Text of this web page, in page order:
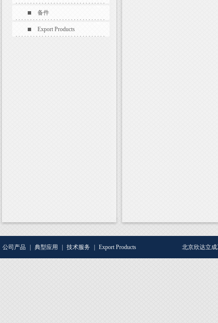
备件
Export Products
公司产品 典型应用 技术服务 Export Products 北京欣达立成